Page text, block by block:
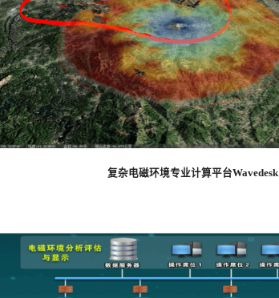
复杂电磁环境专业计算平台Wavedesk